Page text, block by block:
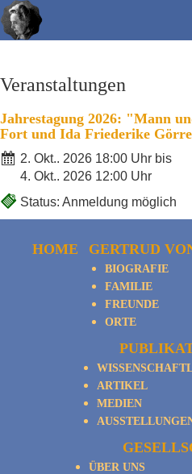
Veranstaltungen
Jahrestagung 2026: "Mann
Fort und Ida Friederike
2. Okt.. 2026 18:00 Uhr bis
4. Okt.. 2026 12:00 Uhr
Status: Anmeldung möglich
HOME GERTRUD
BIOGRAFIE
FAMILIE
FREUNDE
ORTE
ARTIKEL
MEDIEN
ÜBER UNS